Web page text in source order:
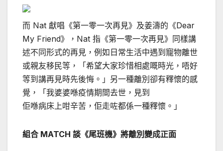
而 Nat 獻唱《第一零一次再見》及姜濤的《Dear
My Friend》，Nat 指《第一零一次再見》同樣講
述不同形式的再見，例如日常生活中遇到寵物離世
或親友移民等，「希望大家珍惜相處嘅時光，唔好
等到講再見時先後悔。」另一種離別卻有釋懷的感
覺，「我婆婆喺疫情期間去世，見到
佢喺病床上咁辛苦，佢走咗都係一種釋懷。」
組合 MATCH 談《尾班機》將離別變成正面